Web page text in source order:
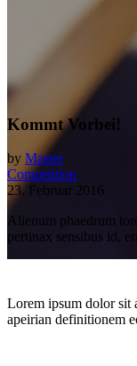
Blog
Kommt Vorbei!
by Master
Competition
23. Februar 2016
Alienum phaedrum
pertinax sensibus id,
Lorem ipsum dolor sit
apeirian definitionem